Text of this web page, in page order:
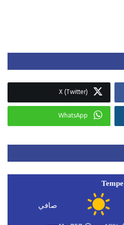
X (Twitter)
WhatsApp
Tempe
صافي